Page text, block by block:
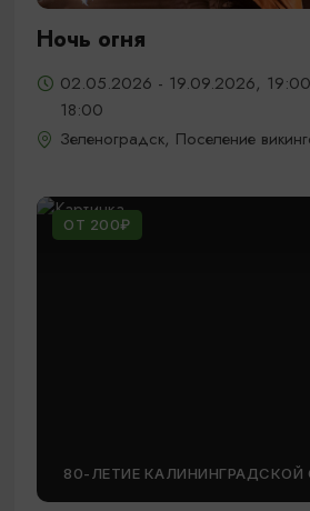
Ночь огня
02.05.2026 - 19.09.2026,
18:00
Зеленоградск, Поселение
ОТ 200₽
80-ЛЕТИЕ КАЛИНИНГРАДСКОЙ